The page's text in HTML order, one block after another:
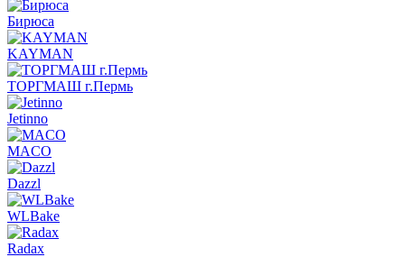
Бирюса
KAYMAN
ТОРГМАШ г.Пермь
Jetinno
MACO
Dazzl
WLBake
Radax